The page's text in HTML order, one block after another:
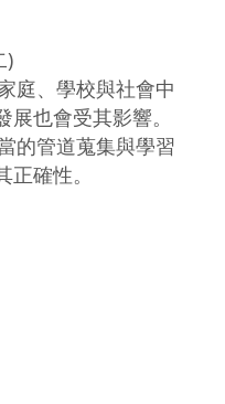
)
庭、學校與社會中
也會受其影響。
的管道蒐集與學習
確性。